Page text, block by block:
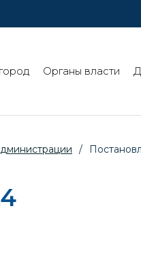
Органы власти
/